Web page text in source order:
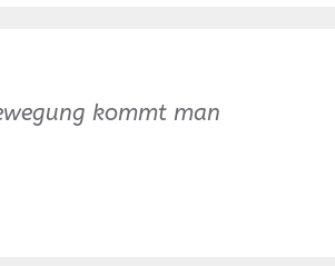
kommt man